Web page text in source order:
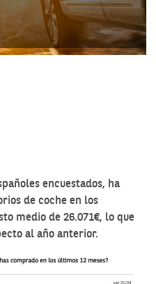
encuestados, ha
de coche en los
medio de 26.071€, lo que
al año anterior.